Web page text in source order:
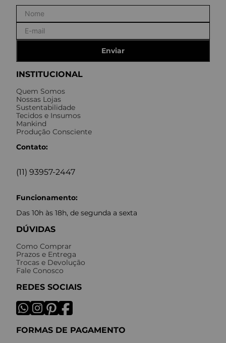
INSTITUCIONAL
Quem Somos
Nossas Lojas
Sustentabilidade
Tecidos e Insumos
Mankind
Produção Consciente
Contato:
(11) 93957-2447
Funcionamento:
Das 10h às 18h, de segunda a sexta
DÚVIDAS
Como Comprar
Prazos e Entrega
Trocas e Devolução
Fale Conosco
REDES SOCIAIS
FORMAS DE PAGAMENTO
Enviar